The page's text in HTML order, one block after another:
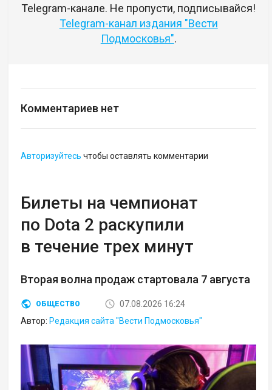
Telegram-канале. Не пропусти, подписывайся!
Telegram-канал издания "Вести
Подмосковья".
Комментариев нет
Авторизуйтесь чтобы оставлять комментарии
Билеты на чемпионат
по Dota 2 раскупили
в течение трех минут
Вторая волна продаж стартовала 7 августа
ОБЩЕСТВО
07.08.2026 16:24
Автор: Редакция сайта "Вести Подмосковья"